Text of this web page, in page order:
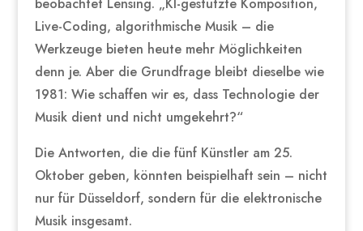
Live-Coding, algorithmische Musik – die
Werkzeuge bieten heute mehr Möglichkeiten
denn je. Aber die Grundfrage bleibt dieselbe wie
1981: Wie schaffen wir es, dass Technologie der
Musik dient und nicht umgekehrt?“
Die Antworten, die die fünf Künstler am 25.
Oktober geben, könnten beispielhaft sein – nicht
nur für Düsseldorf, sondern für die elektronische
Musik insgesamt.